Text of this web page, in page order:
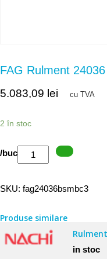
FAG Rulment
5.083,09 lei cu TVA
2 în stoc
Cantitate
/buc
SKU: fag24036bsmbc3
Produse similare
Rulment
in stoc